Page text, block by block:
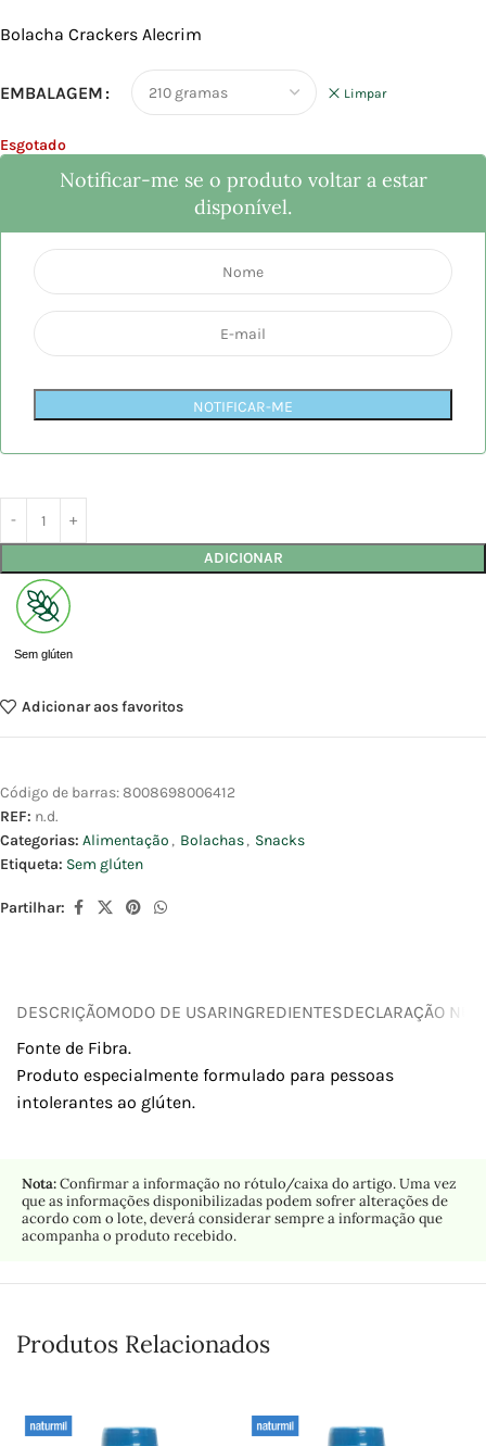
Bolacha Crackers Alecrim
EMBALAGEM Limpar
Esgotado
Notificar-me se o produto voltar a estar
disponível.
NOTIFICAR-ME
ADICIONAR
Sem glúten
Adicionar aos favoritos
Código de barras:8008698006412
REF: n.d.
Categorias: Alimentação , Bolachas, Snacks
Etiqueta: Sem glúten
Partilhar:
DESCRIÇÃOMODO DE USARINGREDIENTESDECLARAÇÃO
Fonte de Fibra.
Produto especialmente formulado para pessoas
intolerantes ao glúten.
Nota:Confirmar a informação no rótulo/caixa do artigo. Uma vez
que as informações disponibilizadas podem sofrer alterações de
acordo com o lote, deverá considerar sempre a informação que
acompanha o produto recebido.
Produtos Relacionados